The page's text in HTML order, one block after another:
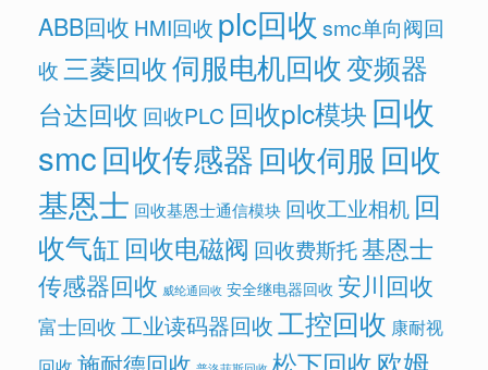
ABB回收 HMI回收 plc回收 smc单向阀回
收三菱回收伺服电机回收变频器
台达回收 回收PLC 回收plc模块 回收
smc回收传感器回收伺服 回收
基恩士 回收基恩士通信模块 回收工业相机 回
收气缸 回收电磁阀 回收费斯托基恩士
传感器回收 威纶通回收 安全继电器回收 安川回收
富士回收工业读码器回收工控回收 康耐视
松下回收欧姆